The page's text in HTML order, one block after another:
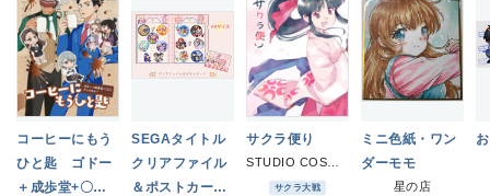
コーヒーにもう
ひと匙 ゴドー
＋成歩堂+〇〇
SEGAタイトル
クリアファイル
＆ポストカード
サクラ便り
サクラ大戦
ミニ色紙・ワン
ダーモモ
星の店